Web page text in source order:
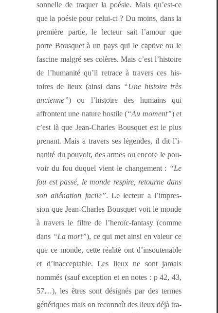
son­nelle de tra­quer la poésie. Mais qu’est-ce
que la poésie pour celui-ci ? Du moins, dans la
pre­mière par­tie, le lecteur sait l’amour que
porte Bous­quet à un pays qui le cap­tive ou le
fascine mal­gré ses colères. Mais c’est l’his­toire
de l’hu­man­ité qu’il retrace à tra­vers ces his­
toires de lieux (ain­si dans “Une his­toire très
anci­enne”) ou l’his­toire des humains qui
affron­tent une nature hos­tile (“Au moment”) et
c’est là que Jean-Charles Bous­quet est le plus
prenant. Mais à tra­vers ses légen­des, il dit l’i­
nanité du pou­voir, des armes ou encore le pou­
voir du fou duquel vient le change­ment : “Le
fou est passé, le monde respire, retourne dans
son alié­na­tion facile”. Le lecteur a l’im­pres­
sion que Jean-Charles Bous­quet voit le monde
à tra­vers le fil­tre de l’heroïc-fan­ta­sy (comme
dans “La mort”), ce qui met ain­si en valeur ce
que ce monde, cette réal­ité ont d’in­souten­able
et d’i­nac­cept­able. Les lieux ne sont jamais
nom­més (sauf excep­tion et en notes : p 42, 43,
57…), les êtres sont désignés par des ter­mes
génériques mais on recon­naît des lieux déjà tra­